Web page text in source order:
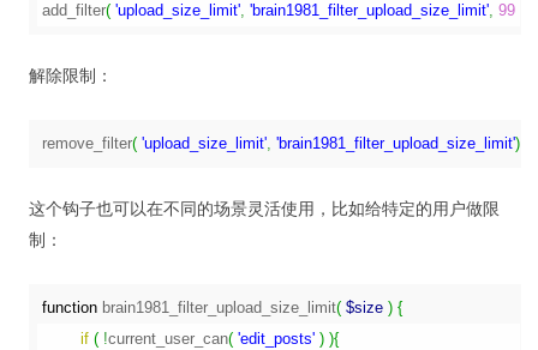
add_filter( 'upload_size_limit', 'brain1981_filter_upload_size_limit', 99
解除限制：
remove_filter( 'upload_size_limit', 'brain1981_filter_upload_size_limit')
这个钩子也可以在不同的场景灵活使用，比如给特定的用户做限
制：
function brain1981_filter_upload_size_limit( $size ) {
if ( !current_user_can( 'edit_posts' ) ){